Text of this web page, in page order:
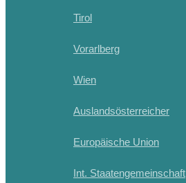
Tirol
Vorarlberg
Wien
Auslandsösterreicher
Europäische Union
Int. Staatengemeinschaft